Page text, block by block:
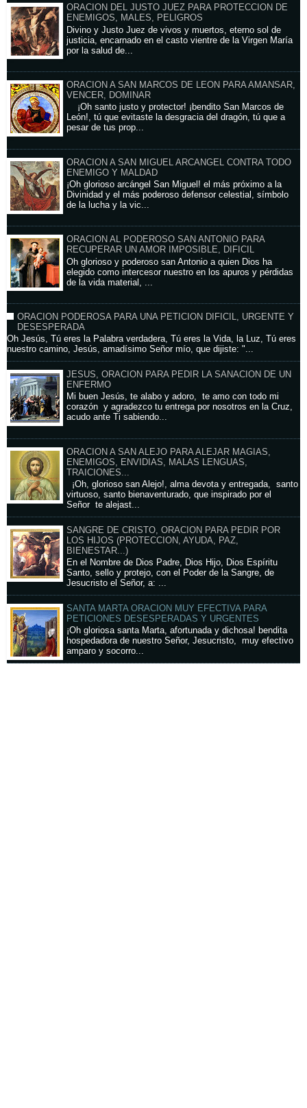
ORACION DEL JUSTO JUEZ PARA PROTECCION DE
ENEMIGOS, MALES, PELIGROS
Divino y Justo Juez de vivos y muertos, eterno sol de
justicia, encarnado en el casto vientre de la Virgen María
por la salud de...
ORACION A SAN MARCOS DE LEON PARA AMANSAR,
VENCER, DOMINAR
¡Oh santo justo y protector! ¡bendito San Marcos de
León!, tú que evitaste la desgracia del dragón, tú que a
pesar de tus prop...
ORACION A SAN MIGUEL ARCANGEL CONTRA TODO
ENEMIGO Y MALDAD
¡Oh glorioso arcángel San Miguel! el más próximo a la
Divinidad y el más poderoso defensor celestial, símbolo
de la lucha y la vic...
ORACION AL PODEROSO SAN ANTONIO PARA
RECUPERAR UN AMOR IMPOSIBLE, DIFICIL
Oh glorioso y poderoso san Antonio a quien Dios ha
elegido como intercesor nuestro en los apuros y pérdidas
de la vida material, ...
ORACION PODEROSA PARA UNA PETICION DIFICIL, URGENTE Y
DESESPERADA
Oh Jesús, Tú eres la Palabra verdadera, Tú eres la Vida, la Luz, Tú eres
nuestro camino, Jesús, amadísimo Señor mío, que dijiste: "...
JESUS, ORACION PARA PEDIR LA SANACION DE UN
ENFERMO
Mi buen Jesús, te alabo y adoro, te amo con todo mi
corazón y agradezco tu entrega por nosotros en la Cruz,
acudo ante Ti sabiendo...
ORACION A SAN ALEJO PARA ALEJAR MAGIAS,
ENEMIGOS, ENVIDIAS, MALAS LENGUAS,
TRAICIONES...
¡Oh, glorioso san Alejo!, alma devota y entregada, santo
virtuoso, santo bienaventurado, que inspirado por el
Señor te alejast...
SANGRE DE CRISTO, ORACION PARA PEDIR POR
LOS HIJOS (PROTECCION, AYUDA, PAZ,
BIENESTAR...)
En el Nombre de Dios Padre, Dios Hijo, Dios Espíritu
Santo, sello y protejo, con el Poder de la Sangre, de
Jesucristo el Señor, a: ...
SANTA MARTA ORACION MUY EFECTIVA PARA
PETICIONES DESESPERADAS Y URGENTES
¡Oh gloriosa santa Marta, afortunada y dichosa! bendita
hospedadora de nuestro Señor, Jesucristo, muy efectivo
amparo y socorro...